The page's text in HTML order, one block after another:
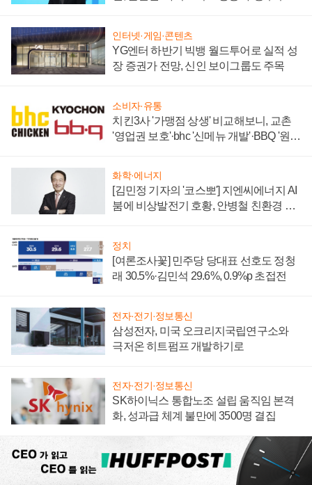
인터넷·게임·콘텐츠
YG엔터 하반기 빅뱅 월드투어로 실적 성
장 증권가 전망, 신인 보이그룹도 주목
소비자·유통
치킨3사 '가맹점 상생' 비교해보니, 교촌
'영업권 보호'·bhc '신메뉴 개발'·BBQ '원가
화학·에너지
[김민정 기자의 '코스뽀'] 지엔씨에너지 AI
붐에 비상발전기 호황, 안병철 친환경 에
정치
[여론조사꽃] 민주당 당대표 선호도 정청
래 30.5%·김민석 29.6%, 0.9%p 초접전
전자·전기·정보통신
삼성전자, 미국 오크리지국립연구소와
극저온 히트펌프 개발하기로
전자·전기·정보통신
SK하이닉스 통합노조 설립 움직임 본격
화, 성과급 체계 불만에 3500명 결집